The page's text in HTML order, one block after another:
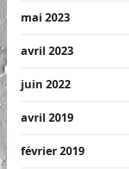
mai 2023
avril 2023
juin 2022
avril 2019
février 2019